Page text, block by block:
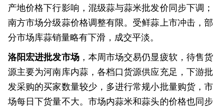
产地价格下行影响，混级蒜与蒜米批发价同步下调；
南方市场分级蒜价格调整有限。受鲜蒜上市冲击，部
分市场库蒜销量略有下滑，成交平淡。
洛阳宏进批发市场，本周市场交易仍显疲软，待售货
源主要为河南库内蒜，各档口货源供应充足，下游批
发采购的买家数量较少，多进行常规小批量购货，市
场每日下货量不大。市场内蒜米和蒜头的价格也同步